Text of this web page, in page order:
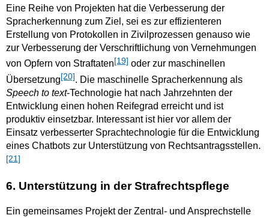
Eine Reihe von Projekten hat die Verbesserung der
Spracherkennung zum Ziel, sei es zur effizienteren
Erstellung von Protokollen in Zivilprozessen genauso wie
zur Verbesserung der Verschriftlichung von Vernehmungen
von Opfern von Straftaten[19] oder zur maschinellen
Übersetzung [20] . Die maschinelle Spracherkennung als
Speech to text-Technologie hat nach Jahrzehnten der
Entwicklung einen hohen Reifegrad erreicht und ist
produktiv einsetzbar. Interessant ist hier vor allem der
Einsatz verbesserter Sprachtechnologie für die Entwicklung
eines Chatbots zur Unterstützung von Rechtsantragsstellen.
[21]
6. Unterstützung in der Strafrechtspflege
Ein gemeinsames Projekt der Zentral- und Ansprechstelle